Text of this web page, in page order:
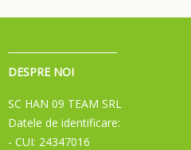
DESPRE NOI
SC HAN 09 TEAM SRL
Datele de identificare:
- CUI: 24347016